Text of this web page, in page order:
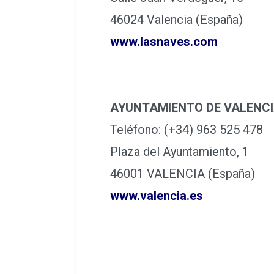
46024 Valencia (España)
www.lasnaves.com
AYUNTAMIENTO DE
Teléfono: (+34) 963 525 478
Plaza del Ayuntamiento, 1
46001 VALENCIA (España)
www.valencia.es